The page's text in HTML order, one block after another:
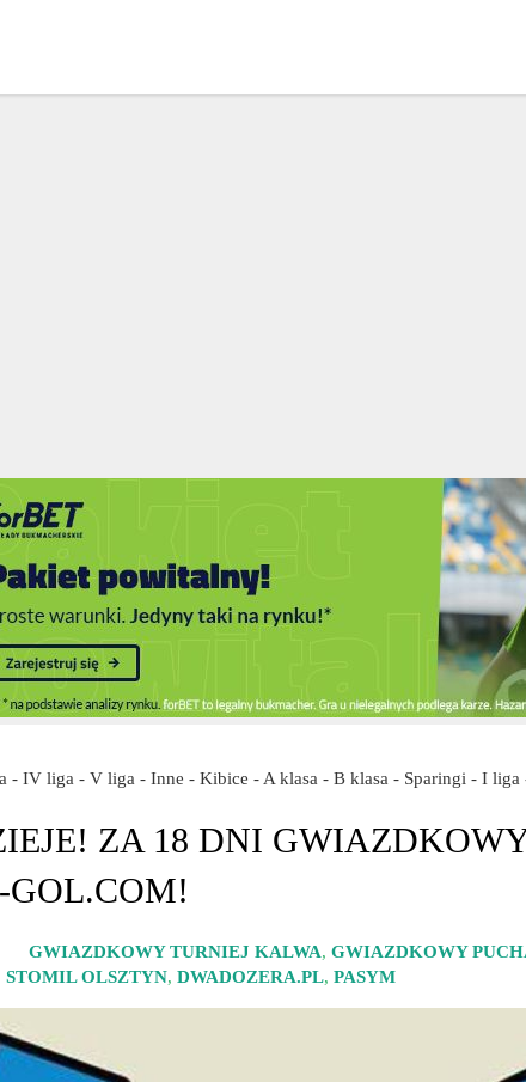
- IV liga - V liga - Inne - Kibice - A klasa - B klasa - Sparingi - I liga
ZA 18 DNI
GWIAZDKOWY TURNIEJ KALWA, GWIAZDKOWY
STOMIL OLSZTYN, DWADOZERA.PL, PASYM